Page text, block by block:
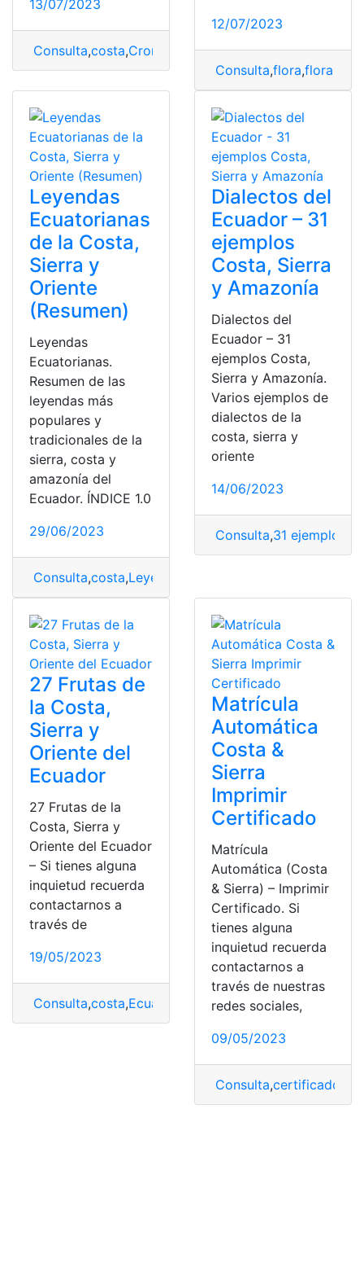
13/07/2023
Consulta,costa,Cronograma,cronograma escolar,
12/07/2023
Consulta,flora,flora y
Leyendas
Ecuatorianas
de la Costa,
Sierra y
Oriente
(Resumen)
Leyendas
Ecuatorianas.
Resumen de las
leyendas más
populares y
tradicionales de la
sierra, costa y
amazonía del
Ecuador. ÍNDICE 1.0
29/06/2023
Consulta,costa,Leyendas
Dialectos del
Ecuador – 31
ejemplos
Costa, Sierra
y Amazonía
Dialectos del
Ecuador – 31
ejemplos Costa,
Sierra y Amazonía.
Varios ejemplos de
dialectos de la
costa, sierra y
oriente
14/06/2023
Consulta,31 ejemplos
27 Frutas de
la Costa,
Sierra y
Oriente del
Ecuador
27 Frutas de la
Costa, Sierra y
Oriente del Ecuador
– Si tienes alguna
inquietud recuerda
contactarnos a
través de
19/05/2023
Consulta,costa,Ecuador frutas,Oriente,Sierra
Matrícula
Automática
Costa &
Sierra
Imprimir
Certificado
Matrícula
Automática (Costa
& Sierra) – Imprimir
Certificado. Si
tienes alguna
inquietud recuerda
contactarnos a
través de nuestras
redes sociales,
09/05/2023
Consulta,certificado